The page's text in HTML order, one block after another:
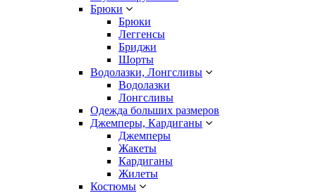
Брюки
Брюки
Леггенсы
Бриджи
Шорты
Водолазки, Лонгсливы
Водолазки
Лонгсливы
Одежда больших размеров
Джемперы, Кардиганы
Джемперы
Жакеты
Кардиганы
Жилеты
Костюмы